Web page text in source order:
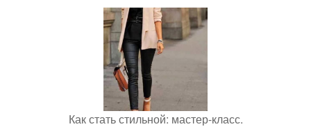
Как стать стильной: мастер-класс.